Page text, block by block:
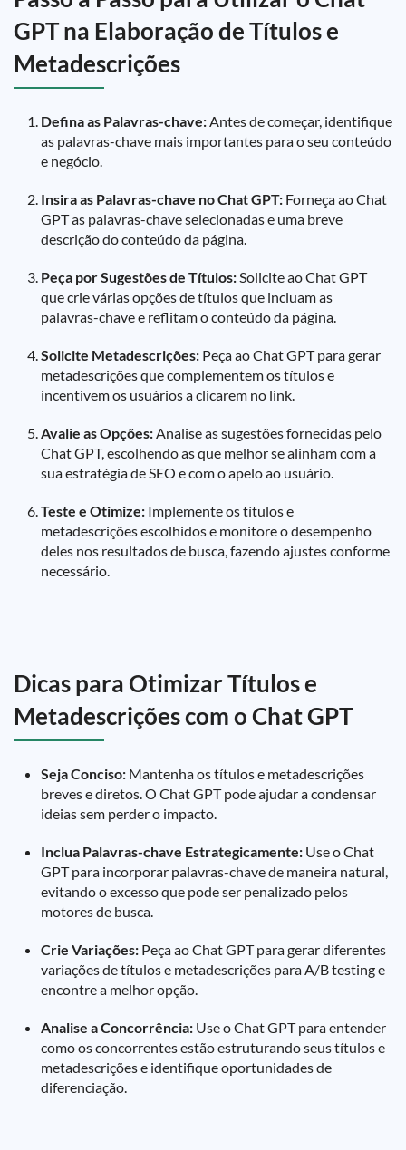
GPT na Elaboração de Títulos e
Metadescrições
Defina as Palavras-chave:Antes de começar, identifique
as palavras-chave mais importantes para o seu conteúdo
e negócio.
Insira as Palavras-chave no Chat GPT: Forneça ao Chat
GPT as palavras-chave selecionadas e uma breve
descrição do conteúdo da página.
Peça por Sugestões de Títulos:Solicite ao Chat GPT
que crie várias opções de títulos que incluam as
palavras-chave e reflitam o conteúdo da página.
Solicite Metadescrições: Peça ao Chat GPT para gerar
metadescrições que complementem os títulos e
incentivem os usuários a clicarem no link.
Avalie as Opções:Analise as sugestões fornecidas pelo
Chat GPT, escolhendo as que melhor se alinham com a
sua estratégia de SEO e com o apelo ao usuário.
Teste e Otimize: Implemente os títulos e
metadescrições escolhidos e monitore o desempenho
deles nos resultados de busca, fazendo ajustes conforme
necessário.
Dicas para Otimizar Títulos e
Metadescrições com o Chat GPT
Seja Conciso: Mantenha os títulos e metadescrições
breves e diretos. O Chat GPT pode ajudar a condensar
ideias sem perder o impacto.
Inclua Palavras-chave Estrategicamente: Use o Chat
GPT para incorporar palavras-chave de maneira natural,
evitando o excesso que pode ser penalizado pelos
motores de busca.
Crie Variações: Peça ao Chat GPT para gerar diferentes
variações de títulos e metadescrições para A/B testing e
encontre a melhor opção.
Analise a Concorrência: Use o Chat GPT para entender
como os concorrentes estão estruturando seus títulos e
metadescrições e identifique oportunidades de
diferenciação.